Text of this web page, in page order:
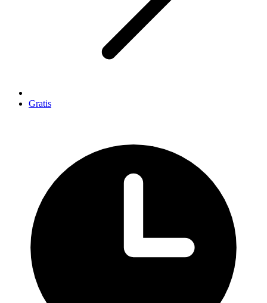
Gratis